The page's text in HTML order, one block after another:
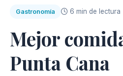
Gastronomía 6 min de lectura
Mejor
Punta Cana